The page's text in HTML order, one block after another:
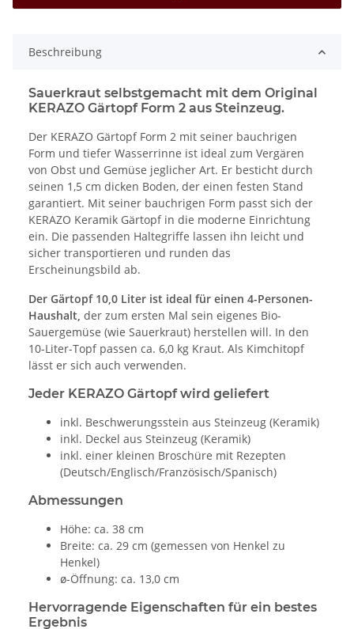
Beschreibung
Sauerkraut selbstgemacht mit dem Original
KERAZO Gärtopf Form 2 aus Steinzeug.
Der KERAZO Gärtopf Form 2 mit seiner bauchrigen
Form und tiefer Wasserrinne ist ideal zum Vergären
von Obst und Gemüse jeglicher Art. Er besticht durch
seinen 1,5 cm dicken Boden, der einen festen Stand
garantiert. Mit seiner bauchrigen Form passt sich der
KERAZO Keramik Gärtopf in die moderne Einrichtung
ein. Die passenden Haltegriffe lassen ihn leicht und
sicher transportieren und runden das
Erscheinungsbild ab.
Der Gärtopf 10,0 Liter ist ideal für einen 4-Personen-
Haushalt, der zum ersten Mal sein eigenes Bio-
Sauergemüse (wie Sauerkraut) herstellen will. In den
10-Liter-Topf passen ca. 6,0 kg Kraut. Als Kimchitopf
lässt er sich auch verwenden.
Jeder KERAZO Gärtopf wird geliefert
inkl. Beschwerungsstein aus Steinzeug (Keramik)
inkl. Deckel aus Steinzeug (Keramik)
inkl. einer kleinen Broschüre mit Rezepten
(Deutsch/Englisch/Französisch/Spanisch)
Abmessungen
Höhe: ca. 38 cm
Breite: ca. 29 cm (gemessen von Henkel zu
Henkel)
ø-Öffnung: ca. 13,0 cm
Hervorragende Eigenschaften für ein bestes
Ergebnis